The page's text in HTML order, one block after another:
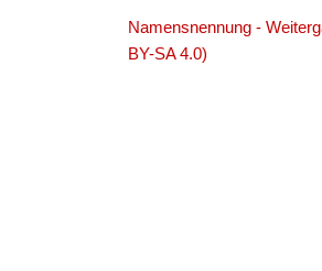
Namensnennung -
BY-SA 4.0)